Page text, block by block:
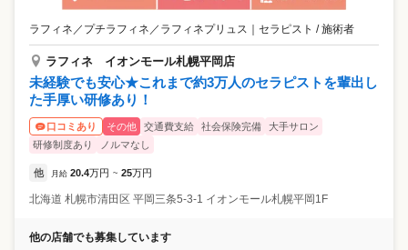
ラフィネ／プチラフィネ／ラフィネプリュス セラピスト / 施術者
ラフィネ イオンモール札幌平岡店
未経験でも安心★これまで約3万人のセラピストを輩出し
た手厚い研修あり！
口コミあり その他 交通費支給 社会保険完備
大手サロン
研修制度あり
ノルマなし
他 月給 20.4万円 ~ 25万円
北海道 札幌市清田区 平岡三条5-3-1 イオンモール札幌平岡1F
他の店舗でも募集しています